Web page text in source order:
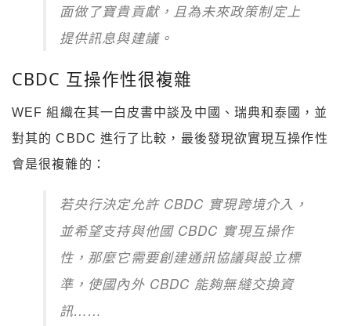
面做了寶貴貢獻，且為未來政策制定上
提供訊息與建議。
CBDC 互操作性很複雜
WEF 組織在其一白皮書中談及中國、瑞典和泰國，並
對其的 CBDC 進行了比較，最後發現欲實現互操作性
會是很複雜的：
若央行決定允許 CBDC 實現跨境介入，
並希望支持與他國 CBDC 實現互操作
性，那麼它需要創建通訊協議與設立標
準，使國內外 CBDC 能夠無縫交換資
訊……